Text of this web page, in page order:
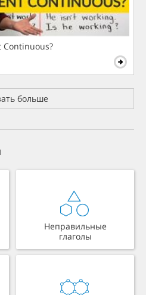
Continuous?
больше
Неправильные
глаголы